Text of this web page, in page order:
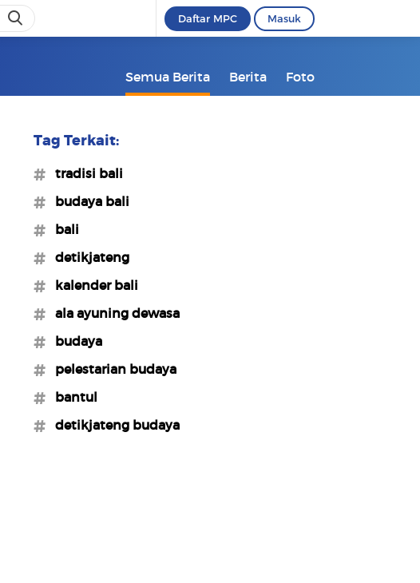
Daftar MPC Masuk
Semua Berita Berita Foto
Tag Terkait:
#tradisi bali
#budaya bali
#bali
#detikjateng
#kalender bali
#ala ayuning dewasa
#budaya
#pelestarian budaya
#bantul
#detikjateng budaya